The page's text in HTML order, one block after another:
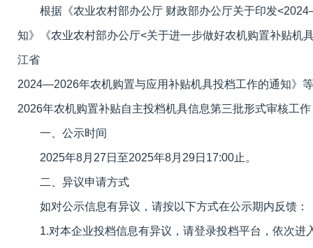
根据《农业农村部办公厅 财政部办公厅关于印发
知》《农业农村部办公厅<关于进一步做好农机购置补贴机
江省
2024—2026年农机购置与应用补贴机具投档工作的通知》
2026年农机购置补贴自主投档机具信息第三批形式审核工
一、公示时间
2025年8月27日至2025年8月29日17:00止。
二、异议申请方式
如对公示信息有异议，请按以下方式在公示期内反馈：
1.对本企业投档信息有异议，请登录投档平台，依次进